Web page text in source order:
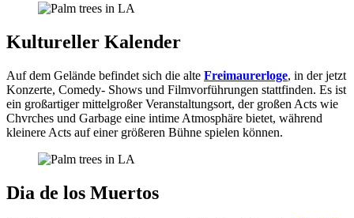
Kultureller Kalender
Auf dem Gelände befindet sich die alte Freimaurerloge, in der jetzt
Konzerte, Comedy- Shows und Filmvorführungen stattfinden. Es ist
ein großartiger mittelgroßer Veranstaltungsort, der großen Acts wie
Chvrches und Garbage eine intime Atmosphäre bietet, während
kleinere Acts auf einer größeren Bühne spielen können.
Dia de los Muertos